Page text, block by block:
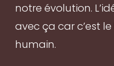
notre évolution.
avec ça car c’est
humain.